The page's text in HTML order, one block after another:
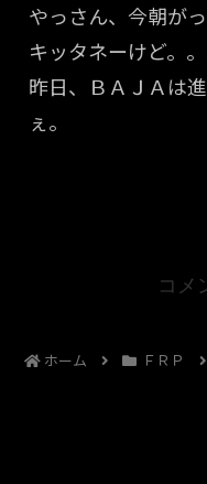
やっさん、今朝が
キッタネーけど。。
昨日、ＢＡＪＡは
ぇ。
コメ
ホーム ＦＲＰ